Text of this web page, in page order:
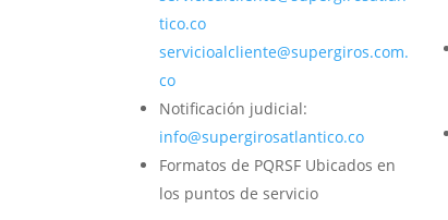
tico.co
servicioalcliente@supergiros.com.
co
Notificación judicial:
info@supergirosatlantico.co
Formatos de PQRSF Ubicados en
los puntos de servicio